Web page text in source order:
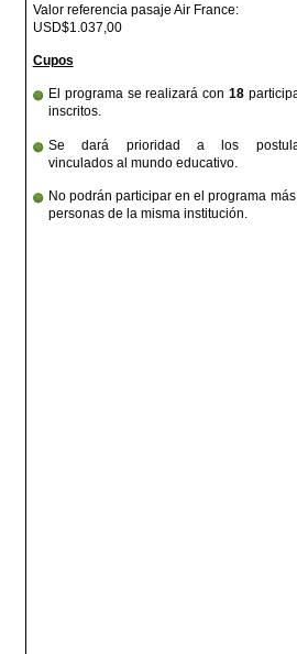
Valor referencia pasaje Air France:
USD$1.037,00
Cupos
El programa se realizará con 18
inscritos.
Se dará prioridad a los
vinculados al mundo educativo.
No podrán participar en el programa
personas de la misma institución.